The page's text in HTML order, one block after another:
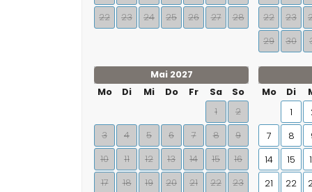
22
23 24 25 26 27 28
22
23
29
30
Mai 2027
Mo
Di Mi Do Fr Sa
So
1
2
3
4 5 6 7 8
9
10
11 12 13 14 15
16
17
18 19 20 21 22 23
Mo
Di
1
7
8
14
15
21
22